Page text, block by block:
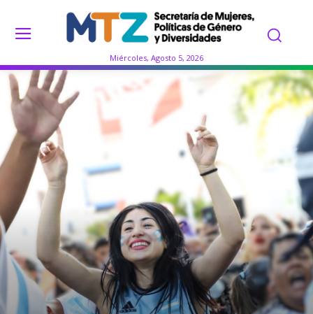
Miércoles, Agosto 5, 2026